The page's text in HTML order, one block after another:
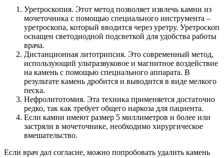
Уретроскопия. Этот метод позволяет извлечь камни из
мочеточника с помощью специального инструмента –
уретроскопа, который вводится через уретру. Уретроскоп
оснащен светодиодной подсветкой для удобства работы
врача.
Дистанционная литотрипсия. Это современный метод,
использующий ультразвуковое и магнитное воздействие
на камень с помощью специального аппарата. В
результате камень дробится и выводится в виде мелкого
песка.
Нефролитотомия. Эта техника применяется достаточно
редко, так как требует общего наркоза для пациента.
Если камни имеют размер 5 миллиметров и более или
застряли в мочеточнике, необходимо хирургическое
вмешательство.
Если врач дал согласие, можно попробовать удалить камень